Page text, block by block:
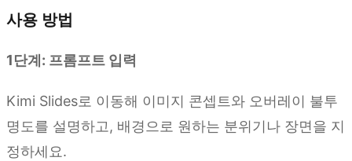
사용 방법
1단계: 프롬프트 입력
Kimi Slides로 이동해 이미지 콘셉트와 오버레이 불투
명도를 설명하고, 배경으로 원하는 분위기나 장면을 지
정하세요.